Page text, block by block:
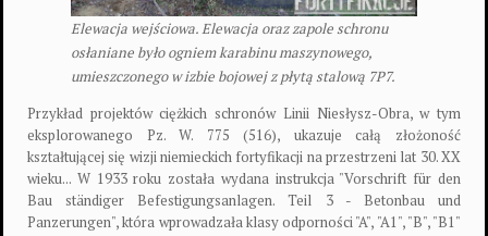
Elewacja wejściowa. Elewacja oraz zapole schronu
osłaniane było ogniem karabinu maszynowego,
umieszczonego w izbie bojowej z płytą stalową 7P7.
Przykład projektów ciężkich schronów Linii Niesłysz-Obra, w tym
eksplorowanego Pz. W. 775 (516), ukazuje całą złożoność
kształtującej się wizji niemieckich fortyfikacji na przestrzeni lat 30. XX
wieku... W 1933 roku została wydana instrukcja "Vorschrift für den
Bau ständiger Befestigungsanlagen. Teil 3 - Betonbau und
Panzerungen", która wprowadzała klasy odporności "A", "A1", "B", "B1"